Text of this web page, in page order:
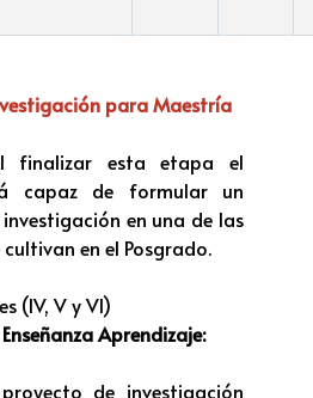
para Maestría
finalizar esta etapa el
capaz de formular un
en una de las
cultivan en el Posgrado.
(IV, V y VI)
Aprendizaje:
de investigación